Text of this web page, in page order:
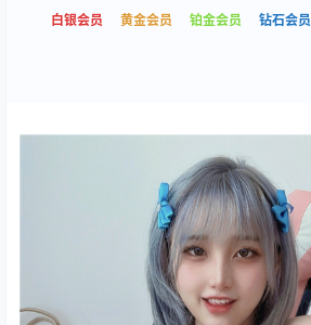
白银会员
黄金会员 铂金会员 钻石会员